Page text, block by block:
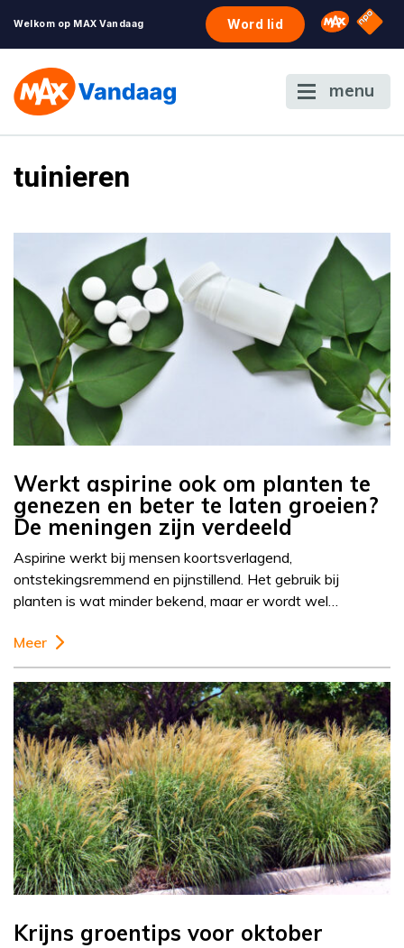
Welkom op MAX Vandaag Word lid Omroep
NPO
menu
tuinieren
Werkt aspirine ook om planten te
genezen en beter te laten groeien?
De meningen zijn verdeeld
Aspirine werkt bij mensen koortsverlagend,
ontstekingsremmend en pijnstillend. Het gebruik bij
planten is wat minder bekend, maar er wordt wel…
Meer
Krijns groentips voor oktober